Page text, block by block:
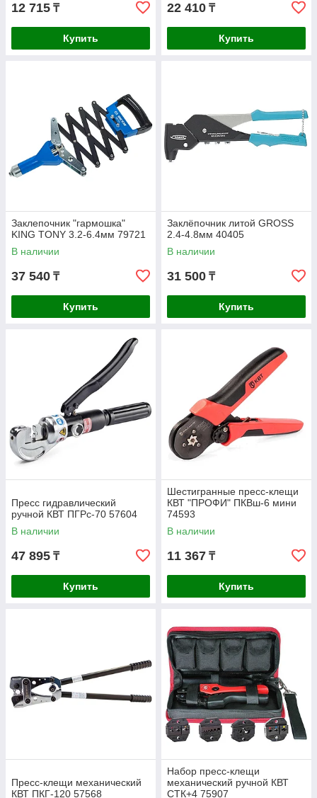
12 715 ₸
Купить
22 410 ₸
Купить
Заклепочник "гармошка"
KING TONY 3.2-6.4мм 79721
В наличии
37 540 ₸
Купить
Заклёпочник литой GROSS
2.4-4.8мм 40405
В наличии
31 500 ₸
Купить
Пресс гидравлический
ручной КВТ ПГРc-70 57604
В наличии
47 895 ₸
Купить
Шестигранные пресс-клещи
КВТ "ПРОФИ" ПКВш-6 мини
74593
В наличии
11 367 ₸
Купить
Пресс-клещи механический
КВТ ПКГ-120 57568
Набор пресс-клещи
механический ручной КВТ
CTК+4 75907